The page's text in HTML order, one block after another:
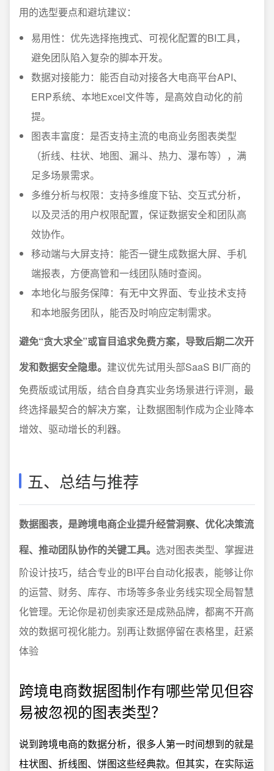
用的选型要点和避坑建议：
易用性：优先选择拖拽式、可视化配置的BI工具，
避免团队陷入复杂的脚本开发。
数据对接能力：能否自动对接各大电商平台API、
ERP系统、本地Excel文件等，是高效自动化的前
提。
图表丰富度：是否支持主流的电商业务图表类型
（折线、柱状、地图、漏斗、热力、瀑布等），满
足多场景需求。
多维分析与权限：支持多维度下钻、交互式分析，
以及灵活的用户权限配置，保证数据安全和团队高
效协作。
移动端与大屏支持：能否一键生成数据大屏、手机
端报表，方便高管和一线团队随时查阅。
本地化与服务保障：有无中文界面、专业技术支持
和本地服务团队，能否及时响应定制需求。
避免“贪大求全”或盲目追求免费方案，导致后期二次开
发和数据安全隐患。 建议优先试用头部SaaS BI厂商的
免费版或试用版，结合自身真实业务场景进行评测，最
终选择最契合的解决方案，让数据图制作成为企业降本
增效、驱动增长的利器。
五、总结与推荐
数据图表，是跨境电商企业提升经营洞察、优化决策流
程、推动团队协作的关键工具。 选对图表类型、掌握进
阶设计技巧，结合专业的BI平台自动化报表，能够让你
的运营、财务、库存、市场等多条业务线实现全局智慧
化管理。无论你是初创卖家还是成熟品牌，都离不开高
效的数据可视化能力。别再让数据停留在表格里，赶紧
体验
跨境电商数据图制作有哪些常见但容
易被忽视的图表类型？
说到跨境电商的数据分析，很多人第一时间想到的就是
柱状图、折线图、饼图这些经典款。但其实，在实际运